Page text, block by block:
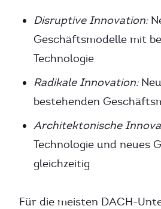
Disruptive Innovation:
Geschäftsmodelle mit
Technologie
Radikale Innovation:
bestehenden
Architektonische
Technologie und neues
gleichzeitig
Für die meisten DACH-